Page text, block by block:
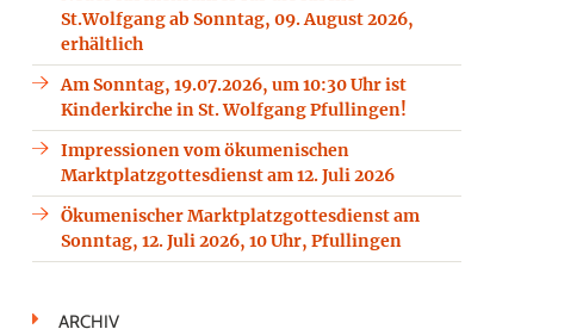
St.Wolfgang ab Sonntag, 09. August 2026,
erhältlich
Am Sonntag, 19.07.2026, um 10:30 Uhr ist
Kinderkirche in St. Wolfgang Pfullingen!
Impressionen vom ökumenischen
Marktplatzgottesdienst am 12. Juli 2026
Ökumenischer Marktplatzgottesdienst am
Sonntag, 12. Juli 2026, 10 Uhr, Pfullingen
ARCHIV